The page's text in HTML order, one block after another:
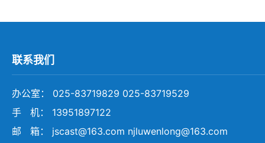
联系我们
办公室： 025-83719829 025-83719529
手 机： 13951897122
邮 箱： jscast@163.com njluwenlong@163.com